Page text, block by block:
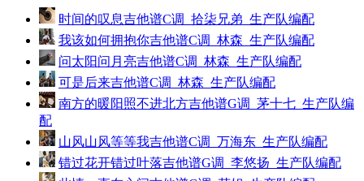
时间的叹息吉他谱C调_拾柒兄弟_生产队编配
我该如何拥抱你吉他谱C调_林森_生产队编配
问太阳问月亮吉他谱C调_林森_生产队编配
可是后来吉他谱C调_林森_生产队编配
南方的暖阳照不进北方吉他谱G调_茅十七_生产队编
配
山风山风等等我吉他谱C调_万海东_生产队编配
错过花开错过叶落吉他谱G调_李悠扬_生产队编配